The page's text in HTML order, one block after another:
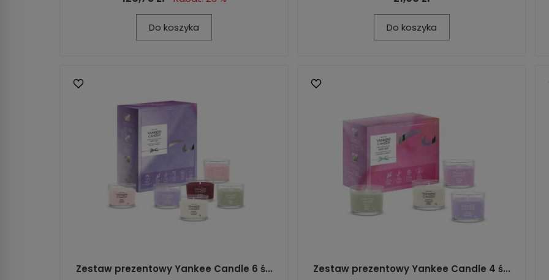
Do koszyka Do koszyka
Zestaw prezentowy Yankee Candle 6 ś... Zestaw prezentowy Yankee Candle 4 ś...